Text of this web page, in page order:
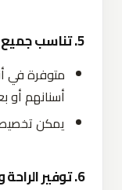
5. تناسب جميع الحالات
متوفرةفي
أسنانهمأو
يمكن
6. توفير الراحة والمرونة